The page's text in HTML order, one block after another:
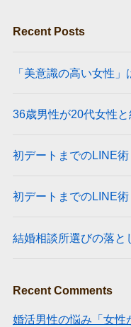
Recent Posts
「美意識の高い女性」
36歳男性が20代女性
初デートまでのLINE術
初デートまでのLINE
結婚相談所選びの落と
Recent Comments
婚活男性の悩み「女性